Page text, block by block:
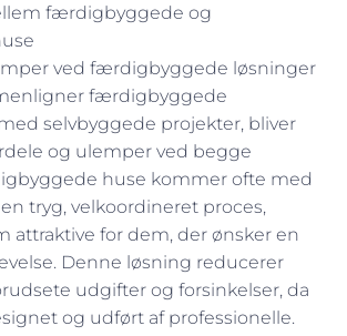
færdigbyggede og
ved færdigbyggede løsninger
færdigbyggede
selvbyggede projekter, bliver
og ulemper ved begge
huse kommer ofte med
tryg, velkoordineret proces,
attraktive for dem, der ønsker en
Denne løsning reducerer
udgifter og forsinkelser, da
og udført af professionelle.